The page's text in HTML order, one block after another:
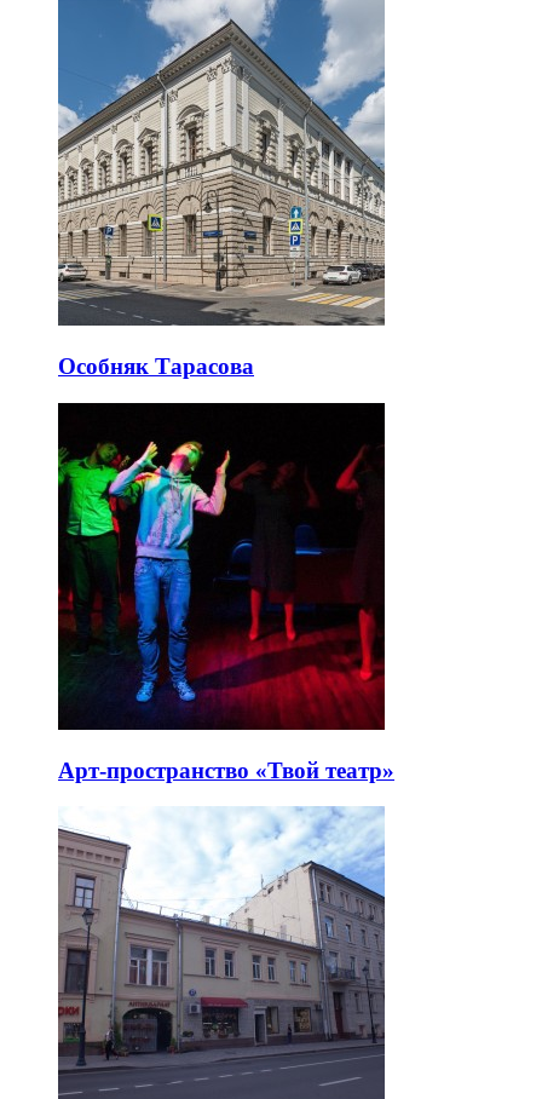
Особняк Тарасова
Арт-пространство «Твой театр»